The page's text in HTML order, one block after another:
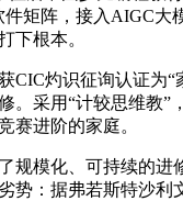
矩阵，接入AIGC
下根本。
灼识征询认证为“
。采用“计较思维教
赛进阶的家庭。
模化、可持续的进
势：据弗若斯特沙